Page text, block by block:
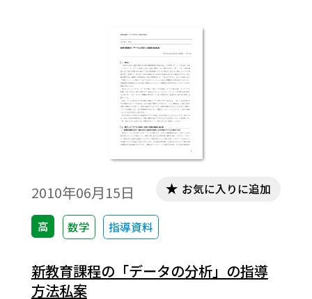
2010年06月15日
高 数学 指導資料
お気に入りに追加
新教育課程の「データの分析」の指導
方法私案